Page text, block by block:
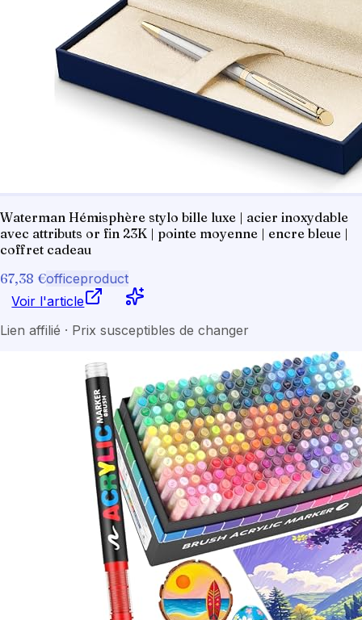
Waterman Hémisphère stylo bille luxe | acier inoxydable
avec attributs or fin 23K | pointe moyenne | encre bleue |
coffret cadeau
67,38 €officeproduct
Voir l'article
Lien affilié · Prix susceptibles de changer